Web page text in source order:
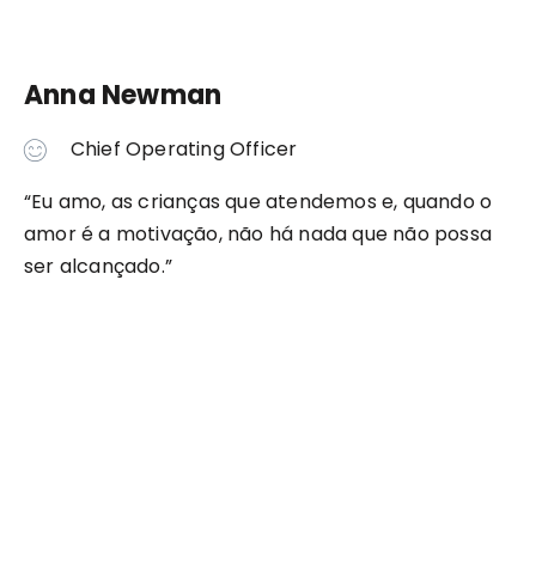
Anna Newman
Chief Operating Officer
“Eu amo, as crianças que atendemos e, quando o
amor é a motivação, não há nada que não possa
ser alcançado.”